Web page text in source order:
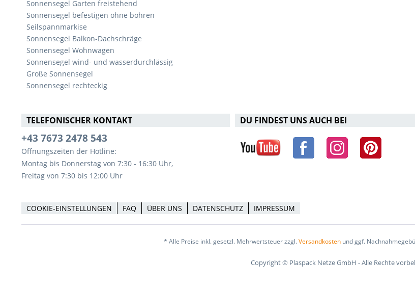
Sonnensegel Garten freistehend
Sonnensegel befestigen ohne bohren
Seilspannmarkise
Sonnensegel Balkon-Dachschräge
Sonnensegel Wohnwagen
Sonnensegel wind- und wasserdurchlässig
Große Sonnensegel
Sonnensegel rechteckig
TELEFONISCHER KONTAKT
+43 7673 2478 543
Öffnungszeiten der Hotline:
Montag bis Donnerstag von 7:30 - 16:30 Uhr,
Freitag von 7:30 bis 12:00 Uhr
DU FINDEST UNS AUCH BEI
COOKIE-EINSTELLUNGEN FAQ ÜBER UNS DATENSCHUTZ IMPRESSUM
* Alle Preise inkl. gesetzl. Mehrwertsteuer zzgl.Versandkostenund ggf.
Copyright © Plaspack Netze GmbH - Alle Rechte